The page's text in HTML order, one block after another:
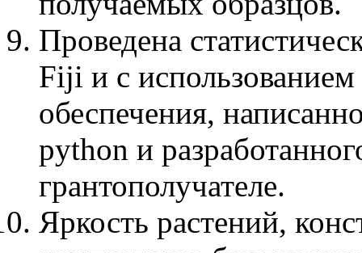
Проведена
Fiji и с
обеспечения,
python и
грантополучателе.
Яркость растений,